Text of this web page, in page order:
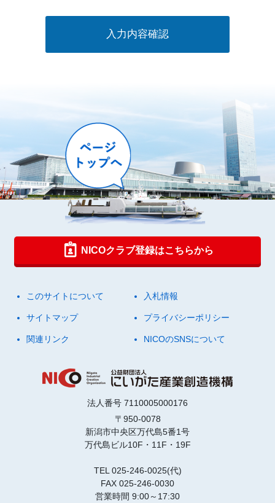
入力内容確認
NICOクラブ登録はこちらから
このサイトについて 入札情報
サイトマップ プライバシーポリシー
関連リンク NICOのSNSについて
法人番号 7110005000176
〒950-0078
新潟市中央区万代島5番1号
万代島ビル10F・11F・19F
TEL 025-246-0025(代)
FAX 025-246-0030
営業時間 9:00～17:30